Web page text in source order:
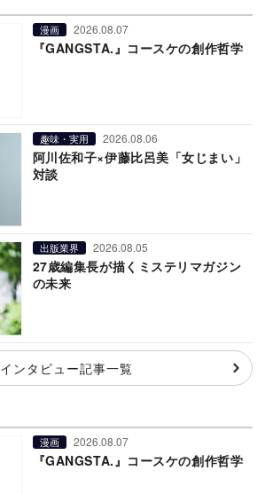
漫画 2026.08.07
『GANGSTA.』コースケの創作哲学
趣味・実用 2026.08.06
阿川佐和子×伊藤比呂美「女じまい」
対談
出版業界 2026.08.05
27歳編集長が描くミステリマガジン
の未来
インタビュー記事一覧
漫画 2026.08.07
『GANGSTA.』コースケの創作哲学